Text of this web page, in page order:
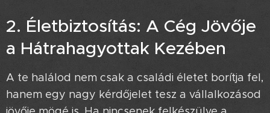
2. Életbiztosítás: A Cég Jövője
a Hátrahagyottak Kezében 🛡️
A te halálod nem csak a családi életet borítja fel,
hanem egy nagy kérdőjelet tesz a vállalkozásod